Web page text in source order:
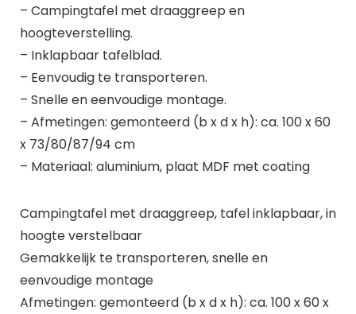
– Campingtafel met draaggreep en
hoogteverstelling.
– Inklapbaar tafelblad.
– Eenvoudig te transporteren.
– Snelle en eenvoudige montage.
– Afmetingen: gemonteerd (b x d x h): ca. 100 x 60
x 73/80/87/94 cm
– Materiaal: aluminium, plaat MDF met coating
Campingtafel met draaggreep, tafel inklapbaar, in
hoogte verstelbaar
Gemakkelijk te transporteren, snelle en
eenvoudige montage
Afmetingen: gemonteerd (b x d x h): ca. 100 x 60 x